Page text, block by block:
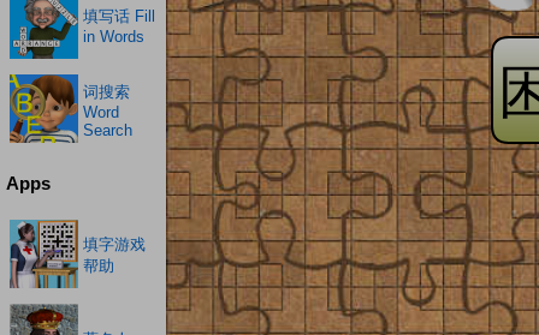
填写话 Fill
in Words
词搜索
Word
Search
Apps
填字游戏
帮助